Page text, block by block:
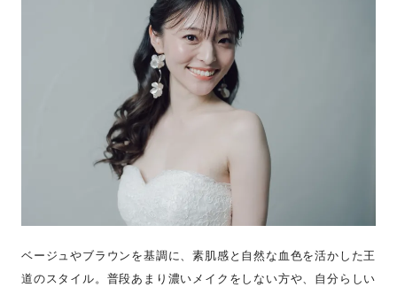
ベージュやブラウンを基調に、素肌感と自然な血色を活かした王
道のスタイル。普段あまり濃いメイクをしない方や、自分らしい